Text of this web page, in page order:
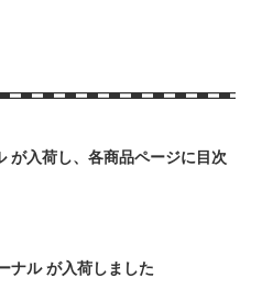
が入荷し、各商品ページに目次
ナル が入荷しました